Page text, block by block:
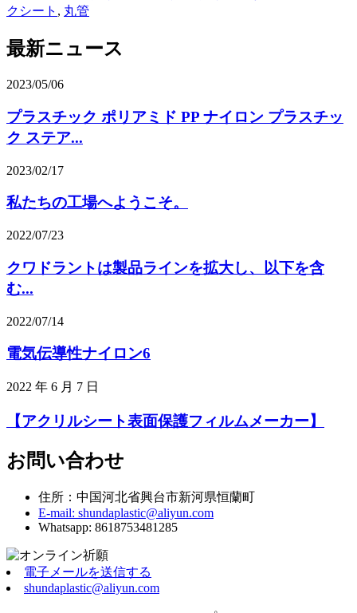
クシート , 丸管
最新ニュース
2023/05/06
プラスチック ポリアミド PP ナイロン プラスチッ
ク ステア...
2023/02/17
私たちの工場へようこそ。
2022/07/23
クワドラントは製品ラインを拡大し、以下を含
む...
2022/07/14
電気伝導性ナイロン6
2022 年 6 月 7 日
【アクリルシート表面保護フィルムメーカー】
お問い合わせ
住所：中国河北省興台市新河県恒蘭町
E-mail: shundaplastic@aliyun.com
Whatsapp: 8618753481285
電子メールを送信する
shundaplastic@aliyun.com